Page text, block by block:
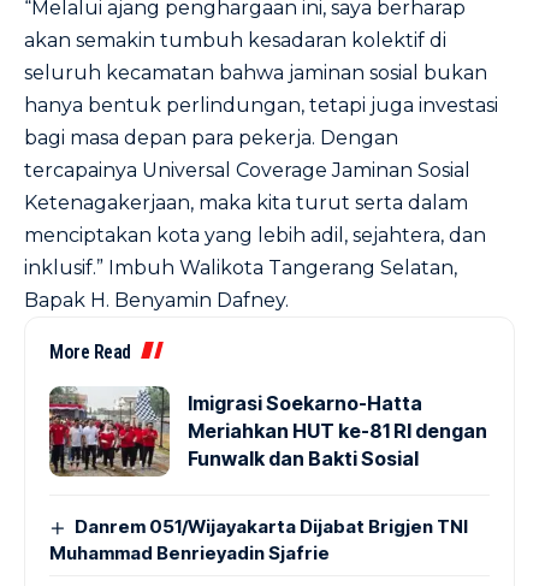
“Melalui ajang penghargaan ini, saya berharap
akan semakin tumbuh kesadaran kolektif di
seluruh kecamatan bahwa jaminan sosial bukan
hanya bentuk perlindungan, tetapi juga investasi
bagi masa depan para pekerja. Dengan
tercapainya Universal Coverage Jaminan Sosial
Ketenagakerjaan, maka kita turut serta dalam
menciptakan kota yang lebih adil, sejahtera, dan
inklusif.” Imbuh Walikota Tangerang Selatan,
Bapak H. Benyamin Dafney.
More Read
Imigrasi Soekarno-Hatta
Meriahkan HUT ke-81 RI dengan
Funwalk dan Bakti Sosial
Danrem 051/Wijayakarta Dijabat Brigjen TNI
Muhammad Benrieyadin Sjafrie